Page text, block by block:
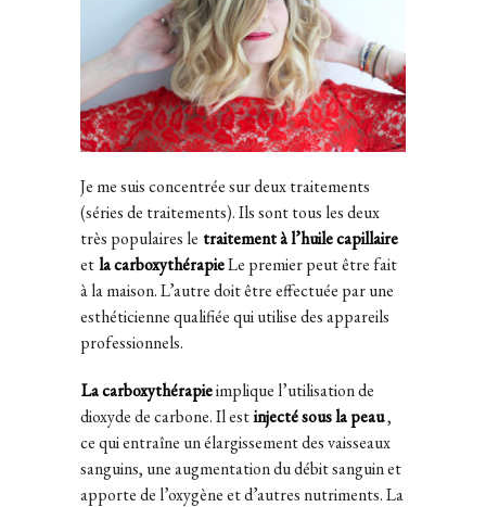
Je me suis concentrée sur deux traitements
(séries de traitements). Ils sont tous les deux
très populaires le traitement à l’huile capillaire
etla carboxythérapieLe premier peut être fait
à la maison. L’autre doit être effectuée par une
esthéticienne qualifiée qui utilise des appareils
professionnels.
La carboxythérapieimplique l’utilisation de
dioxyde de carbone. Il estinjecté sous la peau,
ce qui entraîne un élargissement des vaisseaux
sanguins, une augmentation du débit sanguin et
apporte de l’oxygène et d’autres nutriments. La